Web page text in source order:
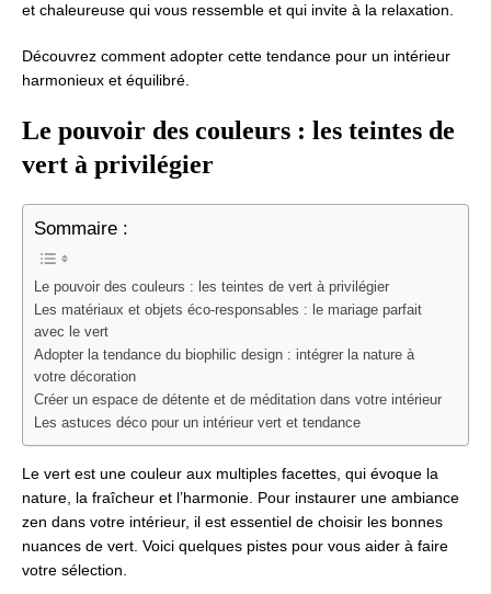
et chaleureuse qui vous ressemble et qui invite à la relaxation.
Découvrez comment adopter cette tendance pour un intérieur
harmonieux et équilibré.
Le pouvoir des couleurs : les teintes de
vert à privilégier
Sommaire :
Le pouvoir des couleurs : les teintes de vert à privilégier
Les matériaux et objets éco-responsables : le mariage parfait
avec le vert
Adopter la tendance du biophilic design : intégrer la nature à
votre décoration
Créer un espace de détente et de méditation dans votre intérieur
Les astuces déco pour un intérieur vert et tendance
Le vert est une couleur aux multiples facettes, qui évoque la
nature, la fraîcheur et l’harmonie. Pour instaurer une ambiance
zen dans votre intérieur, il est essentiel de choisir les bonnes
nuances de vert. Voici quelques pistes pour vous aider à faire
votre sélection.